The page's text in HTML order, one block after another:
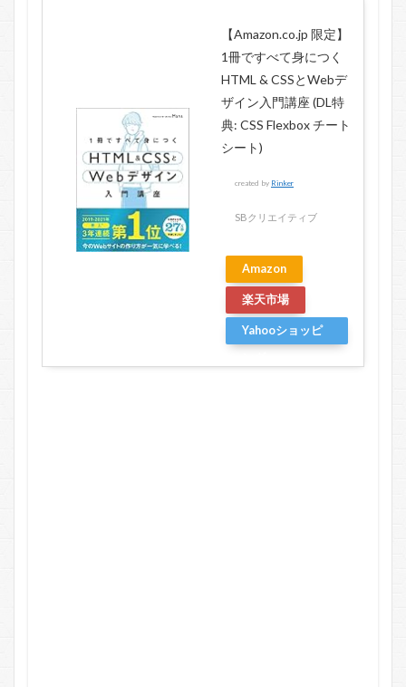
【Amazon.co.jp 限定】
1冊ですべて身につく
HTML & CSSとWebデ
ザイン入門講座 (DL特
典: CSS Flexbox チート
シート)
created by Rinker
SBクリエイティブ
Amazon
楽天市場
Yahooショッピ